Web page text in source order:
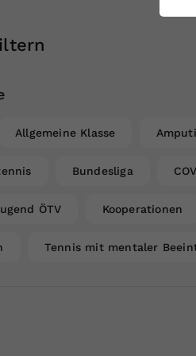
Allgemeine Klasse
Bundesliga
ÖTV Kooperationen
Tennis mit mentaler